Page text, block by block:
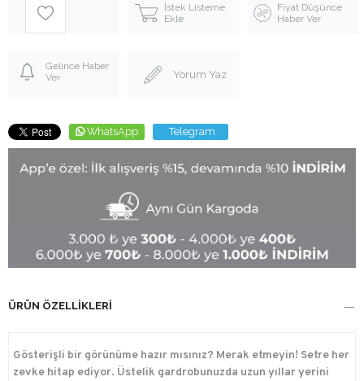
İstek Listeme
Ekle
Fiyat Düşünce
Haber Ver
Gelince Haber
Ver
Yorum Yaz
WhatsApp Telegram
ÜRÜN ÖZELLIKLERI
Gösterişli bir görünüme hazır mısınız? Merak etmeyin! Setre her
zevke hitap ediyor. Üstelik gardrobunuzda uzun yıllar yerini